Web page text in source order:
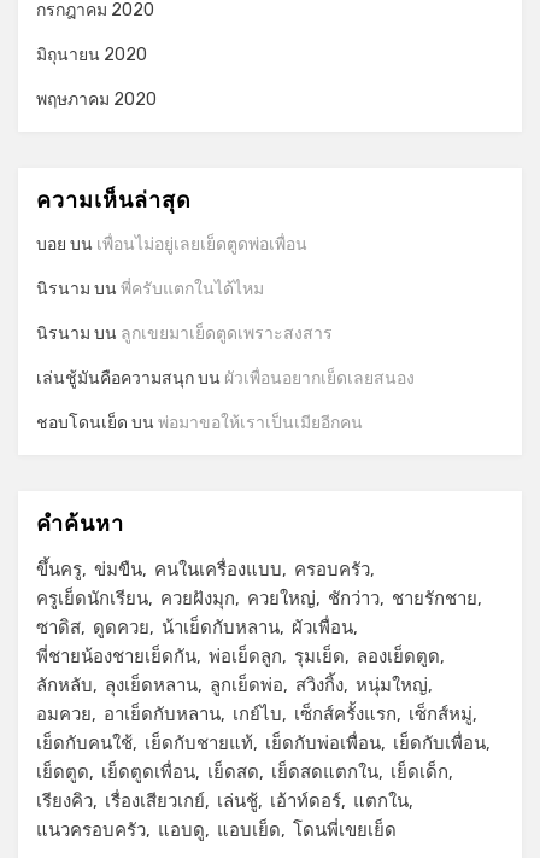
กรกฎาคม 2020
มิถุนายน 2020
พฤษภาคม 2020
ความเห็นล่าสุด
บอย บน เพื่อนไม่อยู่เลยเย็ดตูดพ่อเพื่อน
นิรนาม บนพี่ครับแตกในได้ไหม
นิรนาม บน ลูกเขยมาเย็ดตูดเพราะสงสาร
เล่นชู้มันคือความสนุกบน ผัวเพื่อนอยากเย็ดเลยสนอง
ชอบโดนเย็ด บนพ่อมาขอให้เราเป็นเมียอีกคน
คำค้นหา
ขึ้นครู ข่มขืน คนในเครื่องแบบ
ครอบครัว
ครูเย็ดนักเรียน
ควยฝังมุก ควยใหญ่ ชักว่าว
ชายรักชาย
ซาดิส
ดูดควย น้าเย็ดกับหลาน
ผัวเพื่อน
พี่ชายน้องชายเย็ดกัน พ่อเย็ดลูก รุมเย็ด
ลองเย็ดตูด
ลักหลับ
ลุงเย็ดหลาน ลูกเย็ดพ่อ สวิงกิ้ง หนุ่มใหญ่
อมควย
อาเย็ดกับหลาน เกย์ไบ เซ็กส์ครั้งแรก
เซ็กส์หมู่
เย็ดกับคนใช้
เย็ดกับชายแท้ เย็ดกับพ่อเพื่อน
เย็ดกับเพื่อน
เย็ดตูด
เย็ดตูดเพื่อน เย็ดสด เย็ดสดแตกใน
เย็ดเด็ก
เรียงคิว
เรื่องเสียวเกย์ เล่นชู้ เอ้าท์ดอร์
แตกใน
แนวครอบครัว
แอบดู แอบเย็ด โดนพี่เขยเย็ด